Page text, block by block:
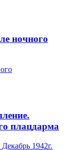
ночного
плацдарма